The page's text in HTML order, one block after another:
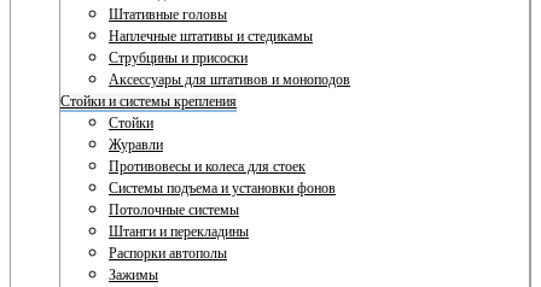
Штативные головы
Наплечные штативы и стедикамы
Струбцины и присоски
Аксессуары для штативов и моноподов
Стойки и системы крепления
Стойки
Журавли
Противовесы и колеса для стоек
Системы подъема и установки фонов
Потолочные системы
Штанги и перекладины
Распорки автополы
Зажимы